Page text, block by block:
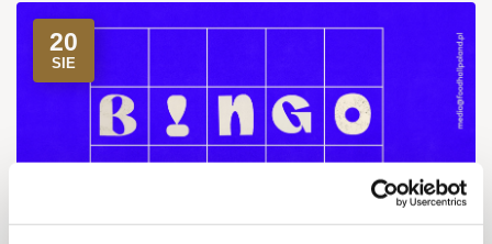
20
SIE